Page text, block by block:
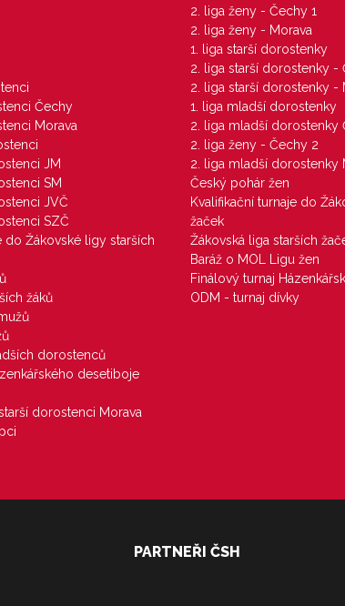
Čechy
Morava
JM
SM
JVČ
SZČ
do Žákovské ligy starších
žáků
dorostenců
desetiboje
dorostenci Morava
2. liga ženy - Čechy 1
2. liga ženy - Morava
1. liga starší dorostenky
2. liga starší dorostenky -
2. liga starší dorostenky -
1. liga mladší dorostenky
2. liga mladší dorostenky
2. liga ženy - Čechy 2
2. liga mladší dorostenky
Český pohár žen
Kvalifikační turnaje do
žaček
Žákovská liga starších
Baráž o MOL Ligu žen
Finálový turnaj
ODM - turnaj dívky
PARTNEŘI ČSH